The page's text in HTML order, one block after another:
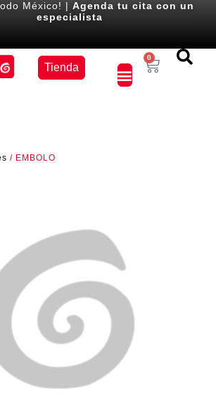
México! |Agenda tu cita con un
especialista
Tienda
0
/ EMBOLO